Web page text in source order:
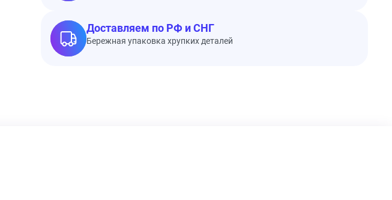
Доставляем по РФ и СНГ
Бережная упаковка хрупких деталей